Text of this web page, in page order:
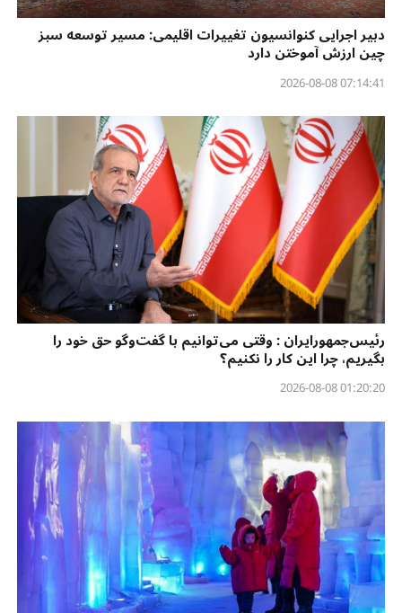
دبیر اجرایی کنوانسیون تغییرات اقلیمی: مسیر توسعه سبز
چین ارزش آموختن دارد
07:14:41 2026-08-08
رئیس‌جمهورایران : وقتی می‌توانیم با گفت‌وگو حق خود را
بگیریم، چرا این کار را نکنیم؟
01:20:20 2026-08-08